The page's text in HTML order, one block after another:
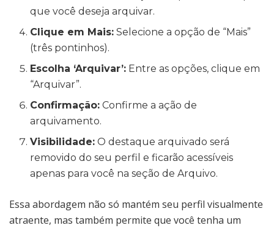
que você deseja arquivar.
Clique em Mais: Selecione a opção de “Mais”
(três pontinhos).
Escolha ‘Arquivar’: Entre as opções, clique em
“Arquivar”.
Confirmação: Confirme a ação de
arquivamento.
Visibilidade: O destaque arquivado será
removido do seu perfil e ficarão acessíveis
apenas para você na seção de Arquivo.
Essa abordagem não só mantém seu perfil visualmente
atraente, mas também permite que você tenha um